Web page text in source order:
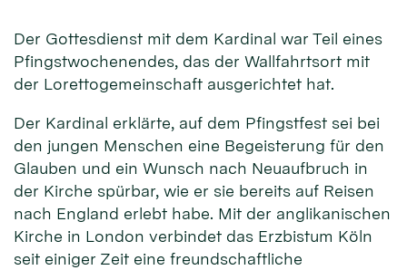
Der Gottesdienst mit dem Kardinal war Teil eines
Pfingstwochenendes, das der Wallfahrtsort mit
der Lorettogemeinschaft ausgerichtet hat.
Der Kardinal erklärte, auf dem Pfingstfest sei bei
den jungen Menschen eine Begeisterung für den
Glauben und ein Wunsch nach Neuaufbruch in
der Kirche spürbar, wie er sie bereits auf Reisen
nach England erlebt habe. Mit der anglikanischen
Kirche in London verbindet das Erzbistum Köln
seit einiger Zeit eine freundschaftliche